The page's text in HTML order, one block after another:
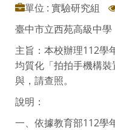
單位 : 實驗研究組
臺中市立西苑高級中
主旨：本校辦理112學
均質化「拍拍手機構
與，請查照。
說明：
一、依據教育部112學